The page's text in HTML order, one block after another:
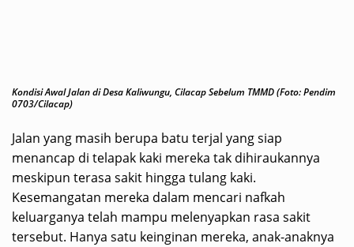
Kondisi Awal Jalan di Desa Kaliwungu, Cilacap Sebelum TMMD (Foto: Pendim
0703/Cilacap)
Jalan yang masih berupa batu terjal yang siap
menancap di telapak kaki mereka tak dihiraukannya
meskipun terasa sakit hingga tulang kaki.
Kesemangatan mereka dalam mencari nafkah
keluarganya telah mampu melenyapkan rasa sakit
tersebut. Hanya satu keinginan mereka, anak-anaknya